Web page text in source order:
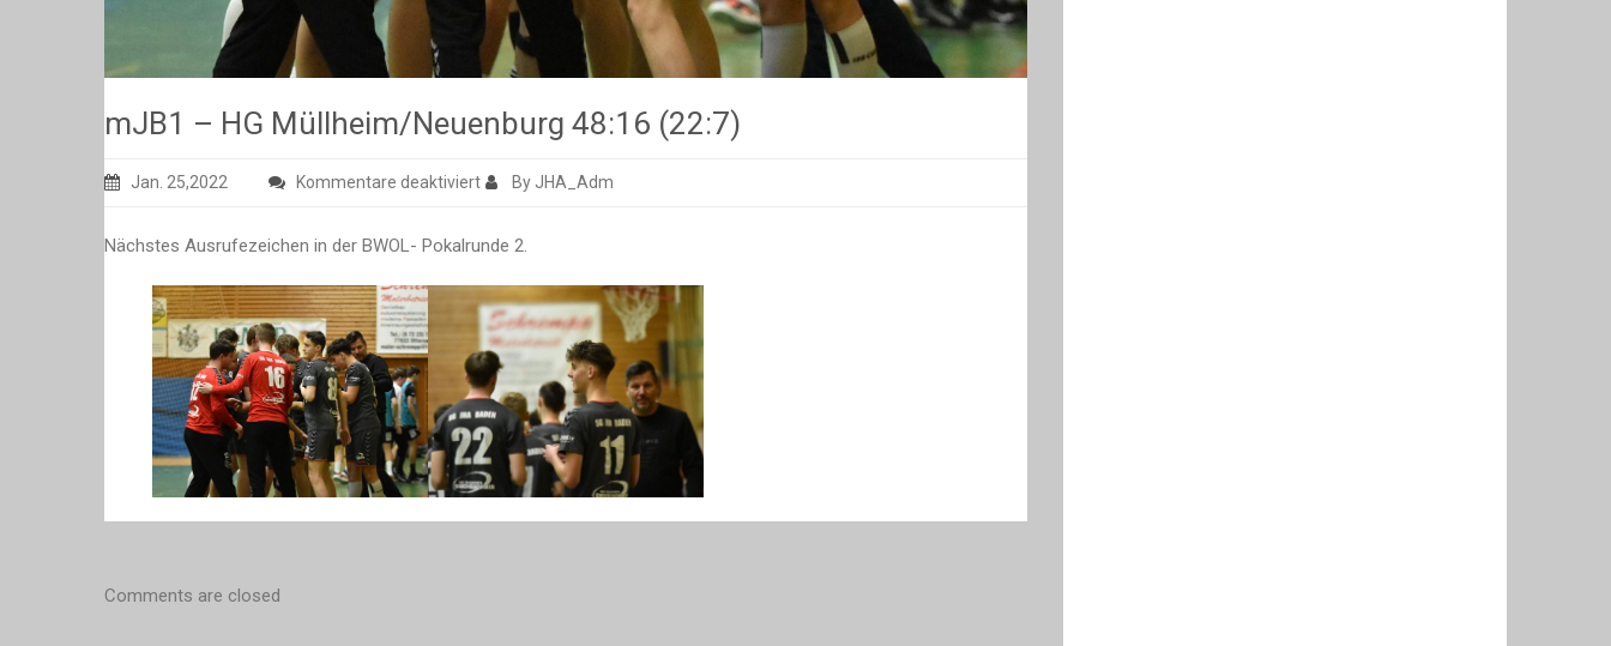
mJB1 – HG Müllheim/Neuenburg 48:16 (22:7)
Jan. 25,2022 Kommentare deaktiviertfür
–
Müllheim/Neuenburg
48:16
(22:7)
By JHA_Adm
Nächstes Ausrufezeichen in der BWOL- Pokalrunde 2.
Comments are closed